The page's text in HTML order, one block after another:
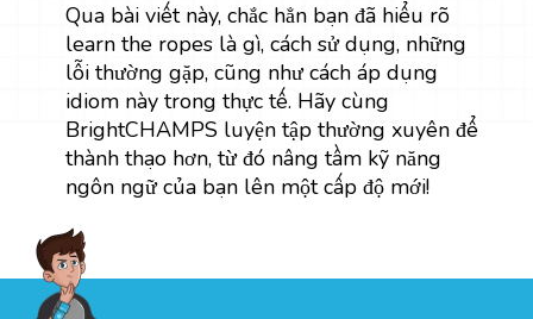
Qua bài viết này, chắc hẳn bạn đã hiểu rõ
learn the ropes là gì, cách sử dụng, những
lỗi thường gặp, cũng như cách áp dụng
idiom này trong thực tế. Hãy cùng
BrightCHAMPS luyện tập thường xuyên để
thành thạo hơn, từ đó nâng tầm kỹ năng
ngôn ngữ của bạn lên một cấp độ mới!